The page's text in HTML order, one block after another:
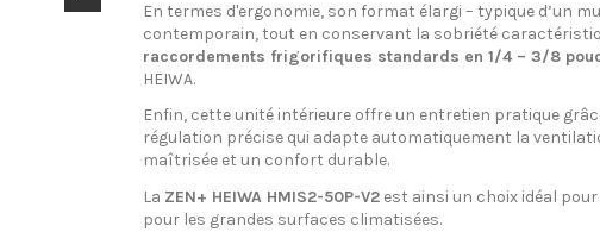
En termes d'ergonomie, son format élargi – typique d’un
contemporain, tout en conservant la sobriété
raccordements frigorifiques standards en 1/4 – 3/8
HEIWA.
Enfin, cette unité intérieure offre un entretien pratique
régulation précise qui adapte automatiquement la
maîtrisée et un confort durable.
La ZEN+ HEIWA HMIS2-50P-V2est ainsi un choix idéal
pour les grandes surfaces climatisées.